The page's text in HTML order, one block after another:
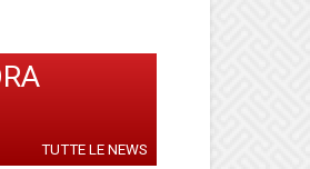
TUTTE LE NEWS